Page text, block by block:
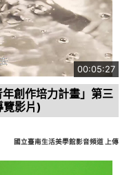
00:05:27
創作培力計畫」第三
覽影片)
國立臺南生活美學館影音頻道 上傳